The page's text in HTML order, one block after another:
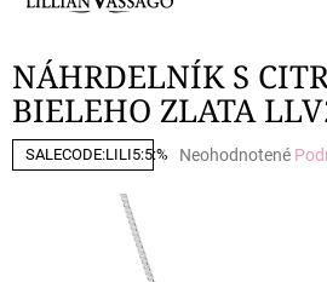
NÁHRDELNÍK S
BIELEHO ZLATA
SALECODE:LILI5:5:%
Priemerné
Neohodnotené